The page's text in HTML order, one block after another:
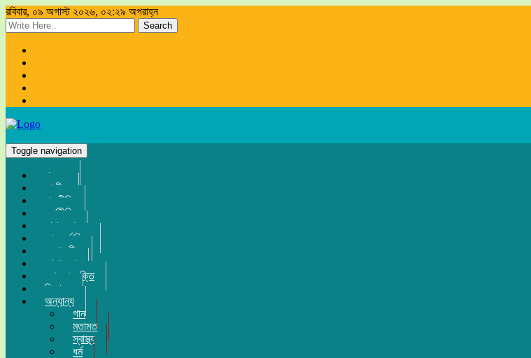
রবিবার, ০৯ অগাস্ট ২০২৬, ০২:২৯ অপরাহ্ন
Search
Toggle navigation
প্রচ্ছদ
জাতীয়
রাজনীতি
অর্থনীতি
সারা দেশ
আন্তর্জাতিক
সম্পাদকীয়
খেলা-ধুলা
তথ্য-প্রযুক্তি
বিনোদন
অন্যান্য
গান
মতামত
স্বাস্থ্য
ধর্ম